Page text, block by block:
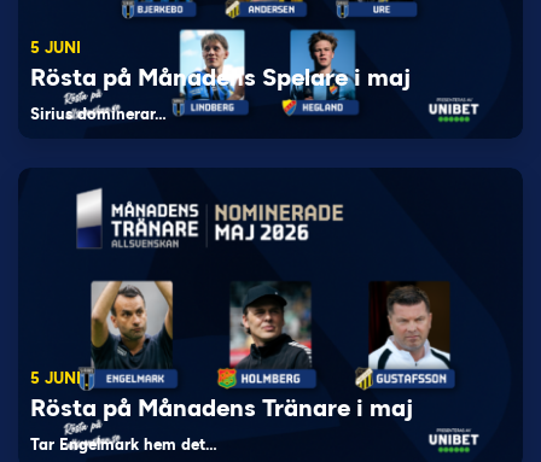
5 JUNI
Rösta på Månadens Spelare i maj
Sirius dominerar…
5 JUNI
Rösta på Månadens Tränare i maj
Tar Engelmark hem det…